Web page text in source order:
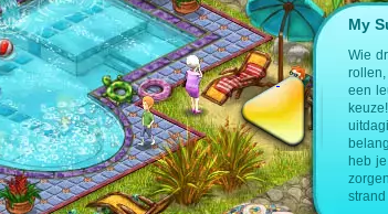
de volgende pagina’s:
spel
My
Wie
een
heb